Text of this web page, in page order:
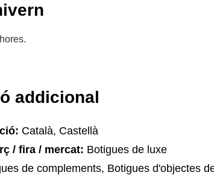
addicional
Català, Castellà
/ fira / mercat: Botigues de luxe
de complements, Botigues d'objectes